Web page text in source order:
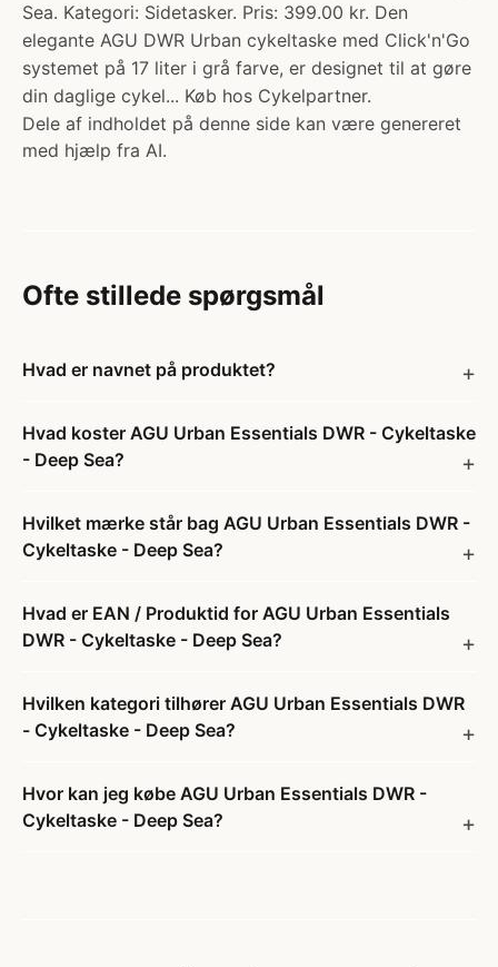
Sea. Kategori: Sidetasker. Pris: 399.00 kr. Den
elegante AGU DWR Urban cykeltaske med Click'n'Go
systemet på 17 liter i grå farve, er designet til at gøre
din daglige cykel... Køb hos Cykelpartner.
Dele af indholdet på denne side kan være genereret
med hjælp fra AI.
Ofte stillede spørgsmål
Hvad er navnet på produktet?
Hvad koster AGU Urban Essentials DWR - Cykeltaske
- Deep Sea?
Hvilket mærke står bag AGU Urban Essentials DWR -
Cykeltaske - Deep Sea?
Hvad er EAN / Produktid for AGU Urban Essentials
DWR - Cykeltaske - Deep Sea?
Hvilken kategori tilhører AGU Urban Essentials DWR
- Cykeltaske - Deep Sea?
Hvor kan jeg købe AGU Urban Essentials DWR -
Cykeltaske - Deep Sea?